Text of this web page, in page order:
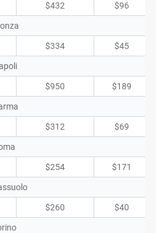
$432 $96
$334 $45
$950 $189
$312 $69
$254 $171
$260 $40